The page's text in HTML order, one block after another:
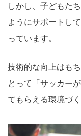
しかし、子どもた
ようにサポートし
っています。
技術的な向上はも
とって「サッカー
てもらえる環境づ